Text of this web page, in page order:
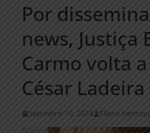
Por
news, Justiça
Carmo volta
César Ladeira
setembro 10, 2024 Flávio